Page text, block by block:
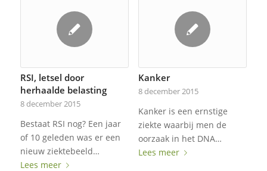
RSI, letsel door
herhaalde belasting
8 december 2015
Bestaat RSI nog? Een jaar
of 10 geleden was er een
nieuw ziektebeeld…
Lees meer
Kanker
8 december 2015
Kanker is een ernstige
ziekte waarbij men de
oorzaak in het DNA…
Lees meer